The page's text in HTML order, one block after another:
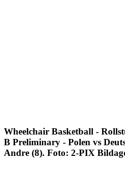
Wheelchair Basketball -
B Preliminary - Polen vs
Andre (8). Foto: 2-PIX